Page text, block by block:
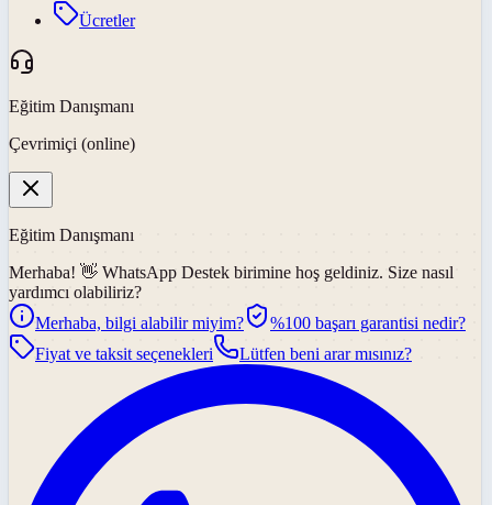
Ücretler
Eğitim Danışmanı
Çevrimiçi (online)
Eğitim Danışmanı
Merhaba! 👋 WhatsApp Destek birimine hoş geldiniz. Size nasıl
yardımcı olabiliriz?
Merhaba, bilgi alabilir miyim?
%100 başarı garantisi nedir?
Fiyat ve taksit seçenekleri
Lütfen beni arar mısınız?